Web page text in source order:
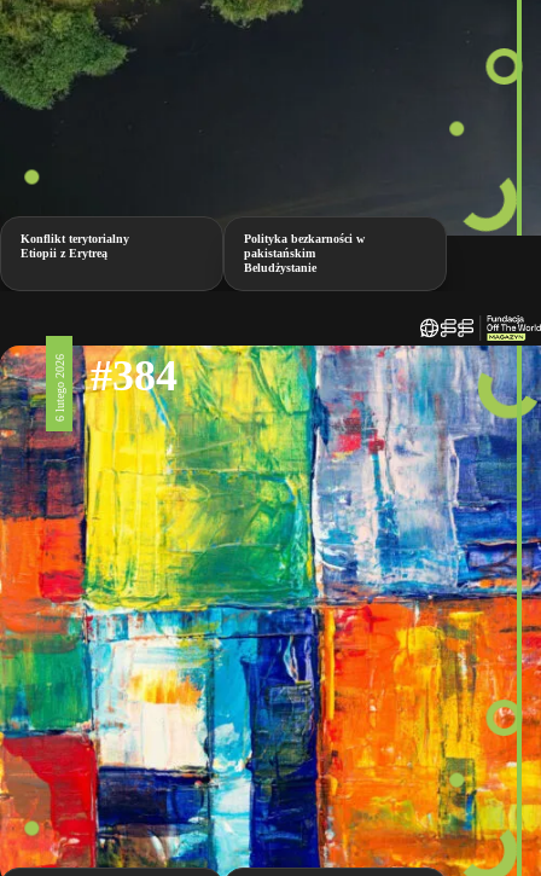
Konflikt terytorialny
Etiopii z Erytreą
Polityka bezkarności w
pakistańskim
Beludżystanie
6 lutego 2026 #384